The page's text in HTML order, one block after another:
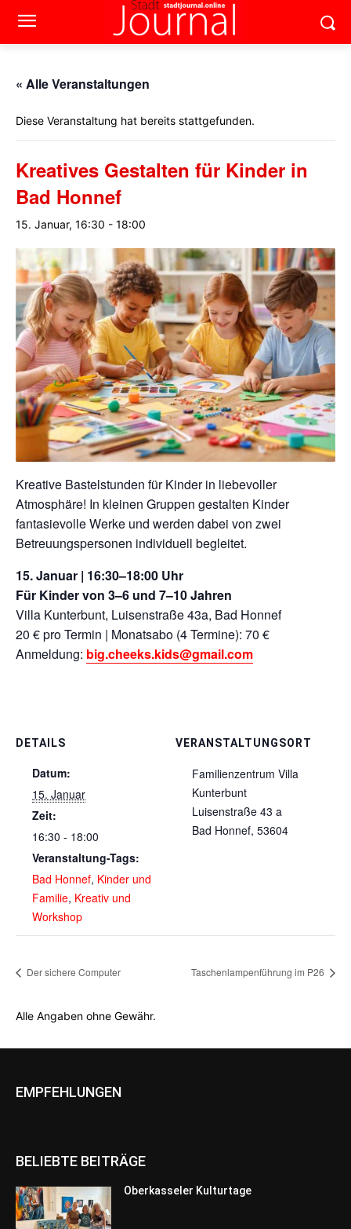
« Alle Veranstaltungen
Diese Veranstaltung hat bereits stattgefunden.
Kreatives Gestalten für Kinder in
Bad Honnef
15. Januar, 16:30 - 18:00
Kreative Bastelstunden für Kinder in liebevoller
Atmosphäre! In kleinen Gruppen gestalten Kinder
fantasievolle Werke und werden dabei von zwei
Betreuungspersonen individuell begleitet.
15. Januar | 16:30–18:00 Uhr
Für Kinder von 3–6 und 7–10 Jahren
Villa Kunterbunt, Luisenstraße 43a, Bad Honnef
20 € pro Termin | Monatsabo (4 Termine): 70 €
Anmeldung: big.cheeks.kids@gmail.com
DETAILS
Datum:
15. Januar
Zeit:
16:30 - 18:00
Veranstaltung-Tags:
Bad Honnef, Kinder und
Familie, Kreativ und
Workshop
VERANSTALTUNGSORT
Familienzentrum Villa
Kunterbunt
Luisenstraße 43 a
Bad Honnef, 53604
Der sichere Computer Taschenlampenführung im P26
Alle Angaben ohne Gewähr.
EMPFEHLUNGEN
BELIEBTE BEITRÄGE
Oberkasseler Kulturtage